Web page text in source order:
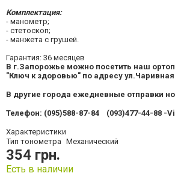
Комплектация:
- манометр;
- стетоскоп;
- манжета с грушей.
Гарантия: 36 месяцев
В г.Запорожье можно посетить наш
"Ключ к здоровью" по адресу ул.Чаривная
В другие города ежедневные отправки
Телефон: (095)588-87-84 (093)477-44-88 -
Характеристики
Тип тонометра Механический
354 грн.
Есть в наличии